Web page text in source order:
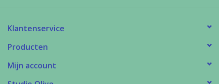
Klantenservice
Producten
Mijn account